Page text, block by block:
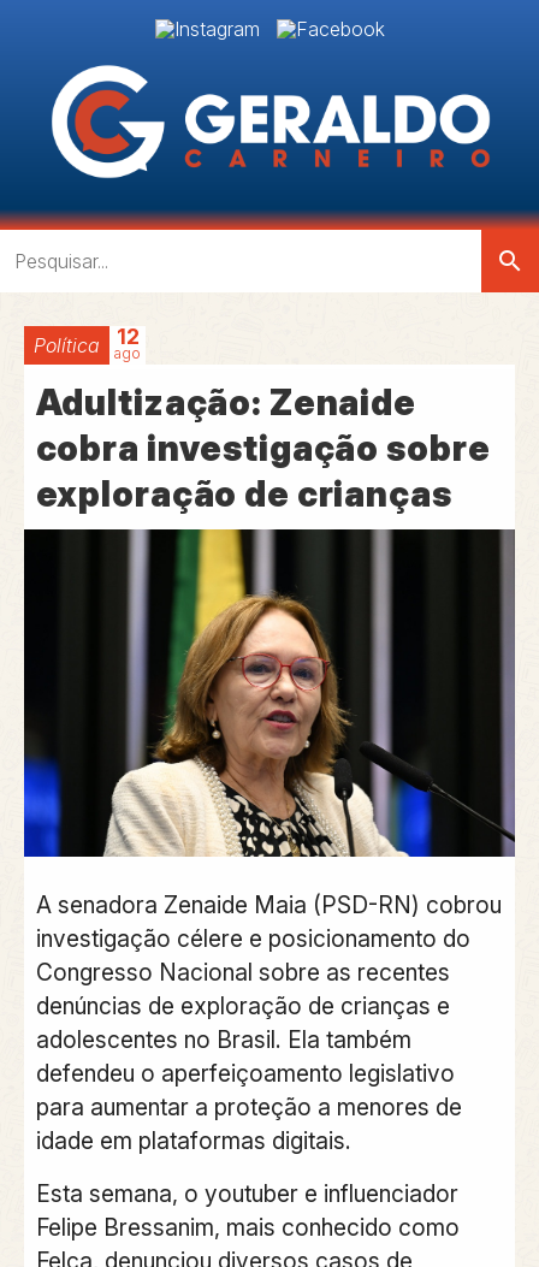
search
Política 12
ago
Adultização: Zenaide
cobra investigação sobre
exploração de crianças
A senadora Zenaide Maia (PSD-RN) cobrou
investigação célere e posicionamento do
Congresso Nacional sobre as recentes
denúncias de exploração de crianças e
adolescentes no Brasil. Ela também
defendeu o aperfeiçoamento legislativo
para aumentar a proteção a menores de
idade em plataformas digitais.
Esta semana, o youtuber e influenciador
Felipe Bressanim, mais conhecido como
Felca, denunciou diversos casos de